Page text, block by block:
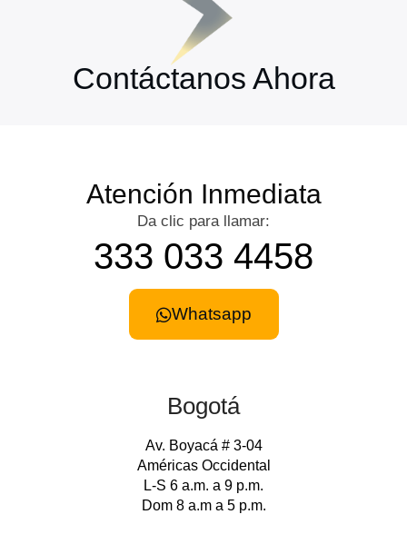
Contáctanos Ahora
Atención Inmediata
Da clic para llamar:
333 033 4458
Whatsapp
Bogotá
Av. Boyacá # 3-04
Américas Occidental
L-S 6 a.m. a 9 p.m.
Dom 8 a.m a 5 p.m.